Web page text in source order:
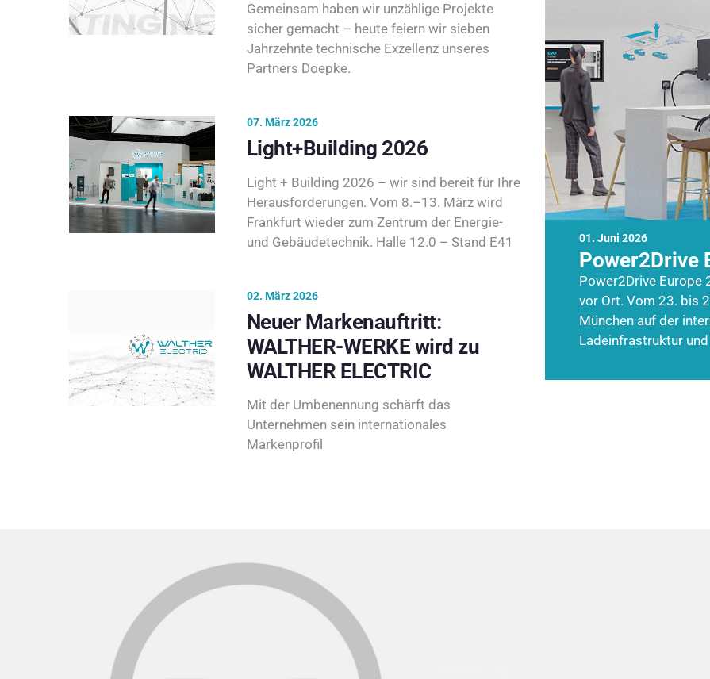
01. Juni 2026
Power2Drive
Power2Drive Europe
vor Ort. Vom 23. bis
München auf der
Ladeinfrastruktur
Gemeinsam haben wir unzählige Projekte
sicher gemacht – heute feiern wir sieben
Jahrzehnte technische Exzellenz unseres
Partners Doepke.
07. März 2026
Light+Building 2026
Light + Building 2026 – wir sind bereit für Ihre
Herausforderungen. Vom 8.–13. März wird
Frankfurt wieder zum Zentrum der Energie-
und Gebäudetechnik. Halle 12.0 – Stand E41
02. März 2026
Neuer Markenauftritt:
WALTHER-WERKE wird zu
WALTHER ELECTRIC
Mit der Umbenennung schärft das
Unternehmen sein internationales
Markenprofil